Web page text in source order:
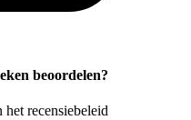
beoordelen?
recensiebeleid